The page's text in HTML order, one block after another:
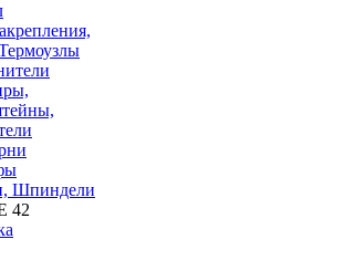
Шпиндели
42